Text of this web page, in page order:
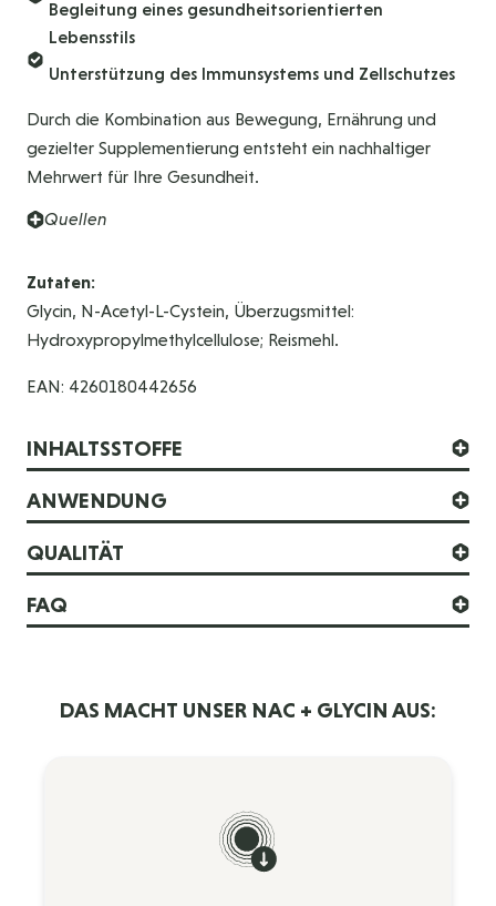
Begleitung eines gesundheitsorientierten
Lebensstils
Unterstützung des Immunsystems und Zellschutzes
Durch die Kombination aus Bewegung, Ernährung und
gezielter Supplementierung entsteht ein nachhaltiger
Mehrwert für Ihre Gesundheit.
Quellen
Zutaten:
Glycin, N-Acetyl-L-Cystein, Überzugsmittel:
Hydroxypropylmethylcellulose; Reismehl.
EAN: 4260180442656
INHALTSSTOFFE
ANWENDUNG
QUALITÄT
FAQ
DAS MACHT UNSER NAC + GLYCIN AUS: